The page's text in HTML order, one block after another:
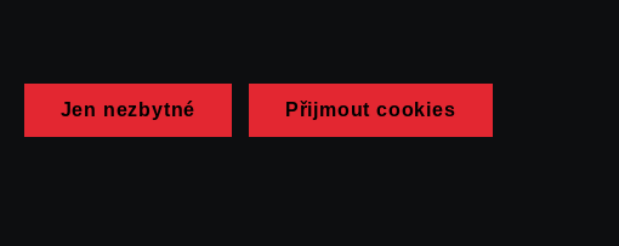
Jen nezbytné Přijmout cookies